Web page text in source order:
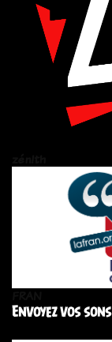
Envoyez vos sons